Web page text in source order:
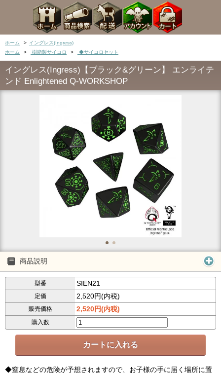
ホーム > イングレス(Ingress)
ホーム
> 樹脂製サイコロ > ◆サイコロセット
イングレス(Ingress)【ブラック&グリーン】 エンライテ
ンド Enlightened Q-WORKSHOP
商品説明
型番 SIEN21
定価 2,520円(内税)
販売価格 2,520円(内税)
購入数
◆窒息などの危険が予想されますので、お子様の手に届く場所に置